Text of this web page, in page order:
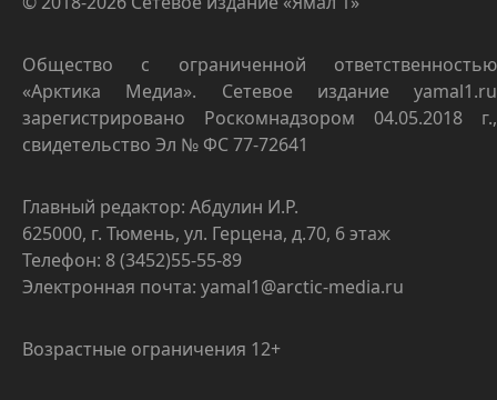
Общество с ограниченной ответственностью
«Арктика Медиа». Сетевое издание yamal1.ru
зарегистрировано Роскомнадзором 04.05.2018 г.,
свидетельство Эл № ФС 77-72641
Главный редактор: Абдулин И.Р.
625000, г. Тюмень, ул. Герцена, д.70, 6 этаж
Телефон: 8 (3452)55-55-89
Электронная почта: yamal1@arctic-media.ru
Возрастные ограничения 12+